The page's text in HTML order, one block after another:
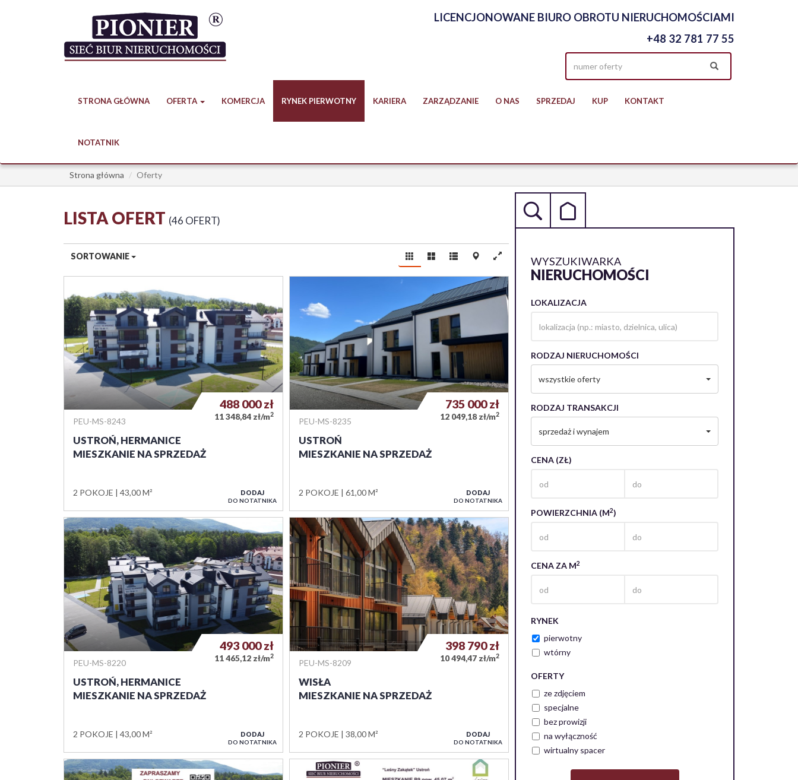
LICENCJONOWANE BIURO OBROTU NIERUCHOMOŚCIAMI
+48 32 781 77 55
STRONA GŁÓWNA OFERTA KOMERCJA RYNEK PIERWOTNY KARIERA ZARZĄDZANIE O NAS SPRZEDAJ KUP KONTAKT
NOTATNIK
Strona główna Oferty
WYSZUKIWARKA
NIERUCHOMOŚCI
LOKALIZACJA
RODZAJ NIERUCHOMOŚCI
wszystkie oferty
RODZAJ TRANSAKCJI
sprzedaż i wynajem
CENA (ZŁ)
POWIERZCHNIA (M2)
CENA ZA M2
RYNEK
pierwotny
wtórny
OFERTY
ze zdjęciem
specjalne
bez prowizji
na wyłączność
wirtualny spacer
LISTA OFERT 46 OFERT
SORTOWANIE
PEU-MS-8243
USTROŃ, HERMANICE
MIESZKANIE NA SPRZEDAŻ
2 POKOJE 43,00 M²
488 000zł
11 348,84 zł/m2
DODAJ
DO NOTATNIKA
PEU-MS-8235
USTROŃ
MIESZKANIE NA SPRZEDAŻ
2 POKOJE 61,00 M²
735 000zł
12 049,18 zł/m2
DODAJ
DO NOTATNIKA
PEU-MS-8220
USTROŃ, HERMANICE
MIESZKANIE NA SPRZEDAŻ
2 POKOJE 43,00 M²
493 000zł
11 465,12 zł/m2
DODAJ
DO NOTATNIKA
PEU-MS-8209
WISŁA
MIESZKANIE NA SPRZEDAŻ
2 POKOJE 38,00 M²
398 790zł
10 494,47 zł/m2
DODAJ
DO NOTATNIKA